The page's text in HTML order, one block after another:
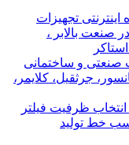
تجهیزات
صنعت بالابر ،
صنعتی و ساختمانی
جرثقیل، کلایمر،
انتخاب ظرفیت فیلتر
خط تولید